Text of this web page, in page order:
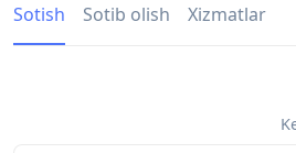
Sotish Sotib olish Xizmatlar